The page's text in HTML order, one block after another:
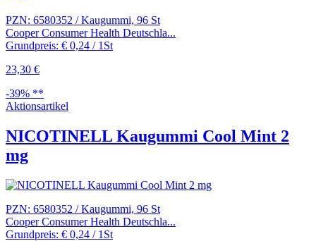
PZN: 6580352 / Kaugummi, 96 St
Cooper Consumer Health Deutschla...
Grundpreis: € 0,24 / 1St
23,30 €
-39% **
Aktionsartikel
NICOTINELL Kaugummi Cool Mint 2
mg
PZN: 6580352 / Kaugummi, 96 St
Cooper Consumer Health Deutschla...
Grundpreis: € 0,24 / 1St